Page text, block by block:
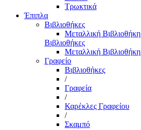
Τρωκτικά
Έπιπλα
Βιβλιοθήκες
Μεταλλική Βιβλιοθήκη
Βιβλιοθήκες
Μεταλλική Βιβλιοθήκη
Γραφείο
Βιβλιοθήκες
/
Γραφεία
/
Καρέκλες Γραφείου
/
Σκαμπό